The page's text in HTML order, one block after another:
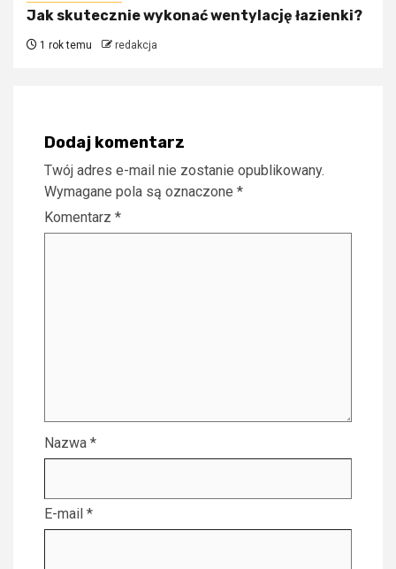
Jak skutecznie wykonać wentylację łazienki?
1 rok temu redakcja
Dodaj komentarz
Twój adres e-mail nie zostanie opublikowany.
Wymagane pola są oznaczone *
Komentarz *
Nazwa *
E-mail *